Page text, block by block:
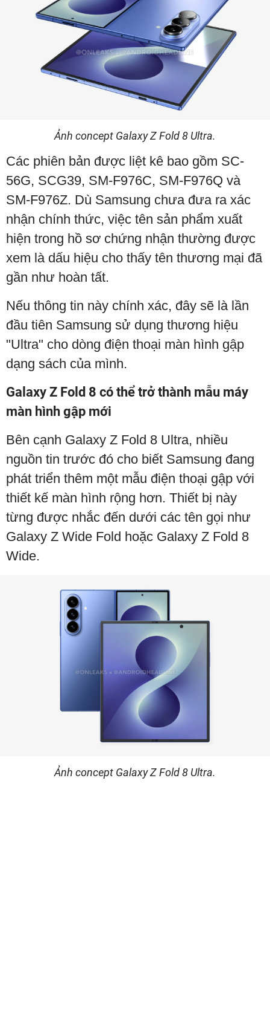
Ảnh concept Galaxy Z Fold 8 Ultra.
Các phiên bản được liệt kê bao gồm SC-
56G, SCG39, SM-F976C, SM-F976Q và
SM-F976Z. Dù Samsung chưa đưa ra xác
nhận chính thức, việc tên sản phẩm xuất
hiện trong hồ sơ chứng nhận thường được
xem là dấu hiệu cho thấy tên thương mại đã
gần như hoàn tất.
Nếu thông tin này chính xác, đây sẽ là lần
đầu tiên Samsung sử dụng thương hiệu
"Ultra" cho dòng điện thoại màn hình gập
dạng sách của mình.
Galaxy Z Fold 8 có thể trở thành mẫu máy
màn hình gập mới
Bên cạnh Galaxy Z Fold 8 Ultra, nhiều
nguồn tin trước đó cho biết Samsung đang
phát triển thêm một mẫu điện thoại gập với
thiết kế màn hình rộng hơn. Thiết bị này
từng được nhắc đến dưới các tên gọi như
Galaxy Z Wide Fold hoặc Galaxy Z Fold 8
Wide.
Ảnh concept Galaxy Z Fold 8 Ultra.